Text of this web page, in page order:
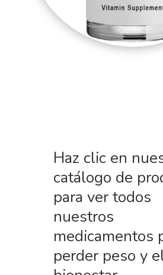
Haz clic en
catálogo de
para ver todos
nuestros
medicamentos
perder peso y